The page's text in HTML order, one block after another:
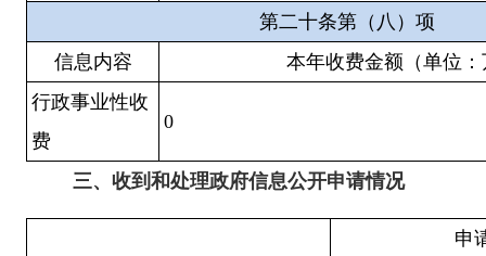
第二十条第（八）项
信息内容
本年收费金额（单位：
行政事业性收
费
0
三、 收到和处理政府信息公开申请情况
申